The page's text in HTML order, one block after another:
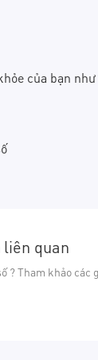
của bạn
quan
? Tham khảo